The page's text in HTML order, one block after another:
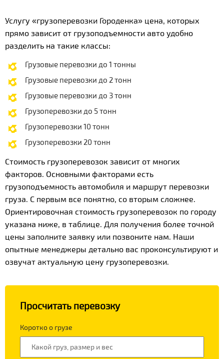
Услугу «грузоперевозки Городенка» цена, которых
прямо зависит от грузоподъемности авто удобно
разделить на такие классы:
Грузовые перевозки до 1 тонны
Грузовые перевозки до 2 тонн
Грузовые перевозки до 3 тонн
Грузоперевозки до 5 тонн
Грузоперевозки 10 тонн
Грузоперевозки 20 тонн
Стоимость грузоперевозок зависит от многих
факторов. Основными факторами есть
грузоподъемность автомобиля и маршрут перевозки
груза. С первым все понятно, со вторым сложнее.
Ориентировочная стоимость грузоперевозок по городу
указана ниже, в таблице. Для получения более точной
цены заполните заявку или позвоните нам. Наши
опытные менеджеры детально вас проконсультируют и
озвучат актуальную цену грузоперевозки.
Просчитать перевозку
Коротко о грузе